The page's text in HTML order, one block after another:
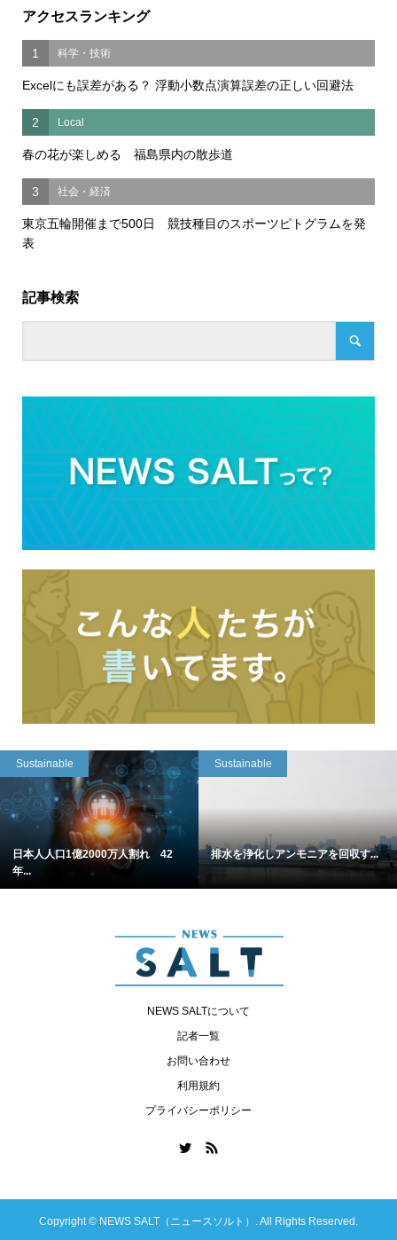
アクセスランキング
1 科学・技術
Excelにも誤差がある？ 浮動小数点演算誤差の正しい回避法
2 Local
春の花が楽しめる 福島県内の散歩道
3 社会・経済
東京五輪開催まで500日 競技種目のスポーツピトグラムを発
表
記事検索
Sustainable
日本人人口1億2000万人割れ 42
年...
Sustainable
排水を浄化しアンモニアを回収す...
NEWS SALTについて
記者一覧
お問い合わせ
利用規約
プライバシーポリシー
Copyright © NEWS SALT（ニュースソルト）. All Rights Reserved.